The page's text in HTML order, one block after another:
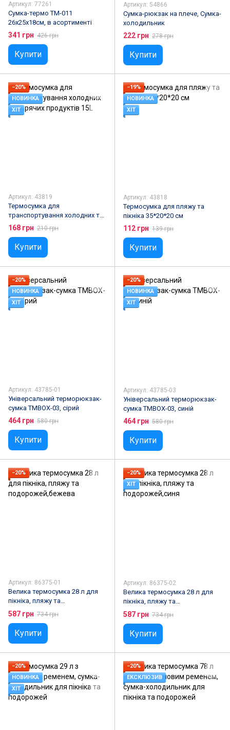
Артикул: 77261
Сумка-термо TM-011
26х25х18см, в асортименті
341 грн 426 грн
Купити
Артикул: 54866
Сумка-рюкзак на плече, Сумка-
холодильник
222 грн 278 грн
Купити
−20%
НОВИНКА
ХІТ
Артикул: 43819
Термосумка для
транспортування холодних та
гарячих продуктів 15L
168 грн 210 грн
Купити
−19%
НОВИНКА
ХІТ
Артикул: 43818
Термосумка для пляжу та
пікніка 35*20*20 см
112 грн 139 грн
Купити
−20%
НОВИНКА
ХІТ
Артикул: 43785-01
Універсальний терморюкзак-
сумка TMBOX-03, сірий
464 грн 580 грн
Купити
−20%
НОВИНКА
ХІТ
Артикул: 43785-03
Універсальний терморюкзак-
сумка TMBOX-03, синій
464 грн 580 грн
Купити
−20%
Артикул: 86375-01
Велика термосумка 28 л для
пікніка, пляжу та
подорожей,бежева
587 грн 734 грн
Купити
−20%
ХІТ
Артикул: 86375-02
Велика термосумка 28 л для
пікніка, пляжу та
подорожей,синя
587 грн 734 грн
Купити
−20%
НОВИНКА
ХІТ
−20%
ЕКСКЛЮЗИВ